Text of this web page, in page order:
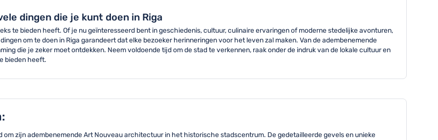
dingen die je kunt doen in Riga
te bieden heeft. Of je nu geïnteresseerd bent in geschiedenis, cultuur, culinaire ervaringen of moderne stedelijke avonturen,
om te doen in Riga garandeert dat elke bezoeker herinneringen voor het leven zal maken. Van de adembenemende
die je zeker moet ontdekken. Neem voldoende tijd om de stad te verkennen, raak onder de indruk van de lokale cultuur en
bieden heeft.
om zijn adembenemende Art Nouveau architectuur in het historische stadscentrum. De gedetailleerde gevels en unieke